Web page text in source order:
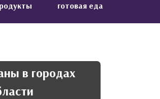
готовая еда
в городах